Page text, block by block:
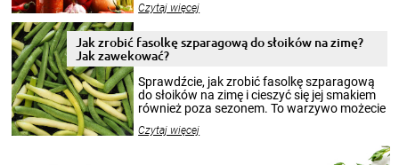
krajobrazów, by cieszyć nimi oko w sezonie
pełni poczuć atmosferę cieplejszych
miesięcy. Przygotowanie słoików ze
smakowitą zawartością musi obejmować
patenty, które pozwolą zachować świeżość
przetworów.
Czytaj więcej
Jak zrobić fasolkę szparagową do słoików na zimę?
Jak zawekować?
Sprawdźcie, jak zrobić fasolkę szparagową
do słoików na zimę i cieszyć się jej smakiem
również poza sezonem. To warzywo możecie
nasze propozycje!
Czytaj więcej